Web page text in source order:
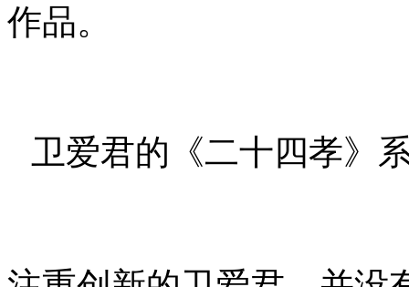
作品。
卫爱君的《二十四孝》